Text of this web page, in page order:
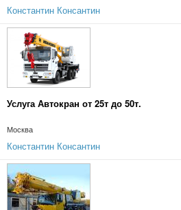
Константин Консантин
Услуга Автокран от 25т до 50т.
Москва
Константин Консантин